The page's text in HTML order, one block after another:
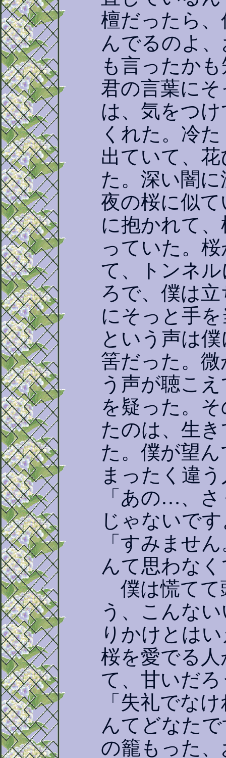
檀だったら
んでるのよ
も言ったか
君の言葉に
は、気をつ
くれた。冷
出ていて、
た。深い闇
夜の桜に似
に抱かれて
っていた。
て、トンネ
ろで、僕は
にそっと手
という声は
筈だった。
う声が聴こ
を疑った。
たのは、生
た。僕が望
まったく違
「あの…、
じゃないで
「すみませ
んて思わな
僕は慌てて
う、こんな
りかけとは
桜を愛でる
て、甘いだろ
「失礼でな
んてどなた
の籠もった